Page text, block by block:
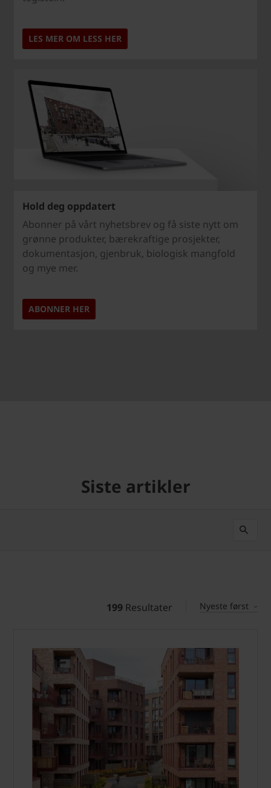
LES MER OM LESS HER
Hold deg oppdatert
Abonner på vårt nyhetsbrev og få siste nytt om
grønne produkter, bærekraftige prosjekter,
dokumentasjon, gjenbruk, biologisk mangfold
og mye mer.
ABONNER HER
Siste artikler
199 Resultater Nyeste først